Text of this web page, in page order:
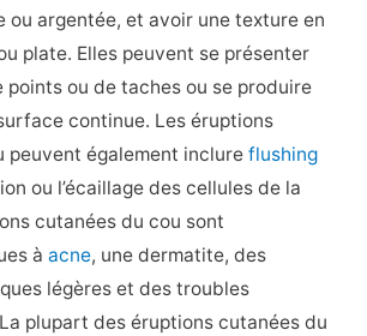
ou argentée, et avoir une texture en
plate. Elles peuvent se présenter
points ou de taches ou se produire
continue. Les éruptions
peuvent également inclure flushing
ou l’écaillage des cellules de la
cutanées du cou sont
à acne, une dermatite, des
légères et des troubles
plupart des éruptions cutanées du